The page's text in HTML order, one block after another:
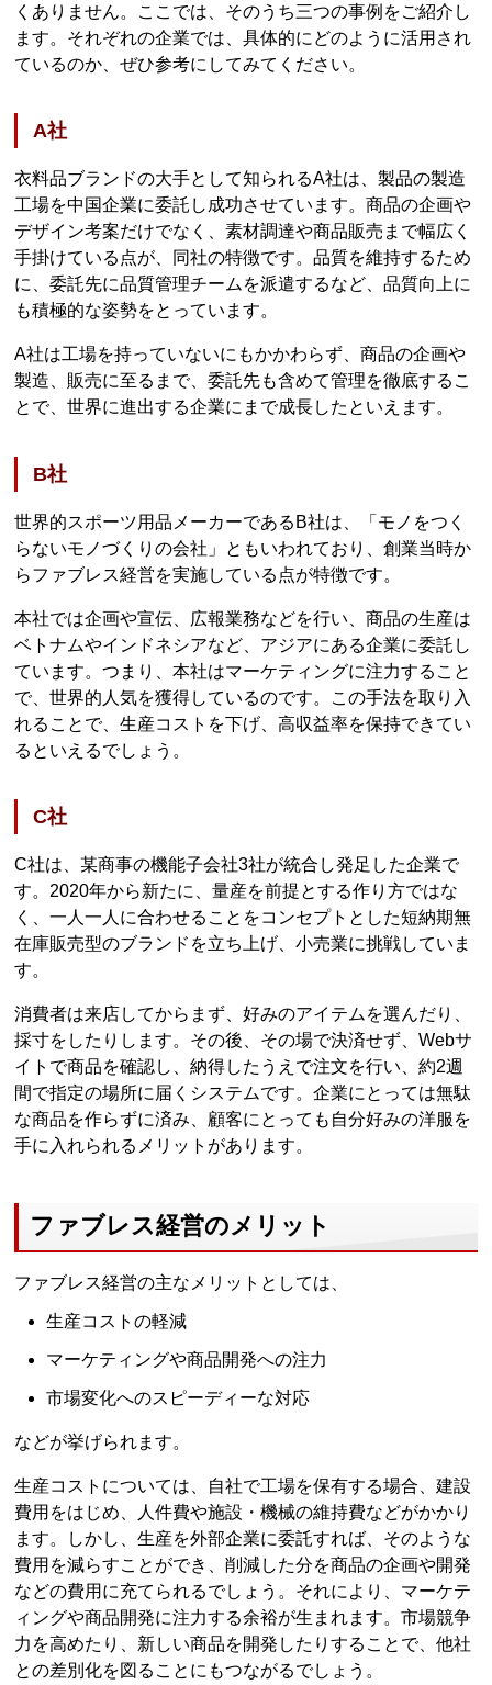
くありません。ここでは、そのうち三つの事例をご紹介し
ます。それぞれの企業では、具体的にどのように活用され
ているのか、ぜひ参考にしてみてください。
A社
衣料品ブランドの大手として知られるA社は、製品の製造
工場を中国企業に委託し成功させています。商品の企画や
デザイン考案だけでなく、素材調達や商品販売まで幅広く
手掛けている点が、同社の特徴です。品質を維持するため
に、委託先に品質管理チームを派遣するなど、品質向上に
も積極的な姿勢をとっています。
A社は工場を持っていないにもかかわらず、商品の企画や
製造、販売に至るまで、委託先も含めて管理を徹底するこ
とで、世界に進出する企業にまで成長したといえます。
B社
世界的スポーツ用品メーカーであるB社は、「モノをつく
らないモノづくりの会社」ともいわれており、創業当時か
らファブレス経営を実施している点が特徴です。
本社では企画や宣伝、広報業務などを行い、商品の生産は
ベトナムやインドネシアなど、アジアにある企業に委託し
ています。つまり、本社はマーケティングに注力すること
で、世界的人気を獲得しているのです。この手法を取り入
れることで、生産コストを下げ、高収益率を保持できてい
るといえるでしょう。
C社
C社は、某商事の機能子会社3社が統合し発足した企業で
す。2020年から新たに、量産を前提とする作り方ではな
く、一人一人に合わせることをコンセプトとした短納期無
在庫販売型のブランドを立ち上げ、小売業に挑戦していま
す。
消費者は来店してからまず、好みのアイテムを選んだり、
採寸をしたりします。その後、その場で決済せず、Webサ
イトで商品を確認し、納得したうえで注文を行い、約2週
間で指定の場所に届くシステムです。企業にとっては無駄
な商品を作らずに済み、顧客にとっても自分好みの洋服を
手に入れられるメリットがあります。
ファブレス経営のメリット
ファブレス経営の主なメリットとしては、
生産コストの軽減
マーケティングや商品開発への注力
市場変化へのスピーディーな対応
などが挙げられます。
生産コストについては、自社で工場を保有する場合、建設
費用をはじめ、人件費や施設・機械の維持費などがかかり
ます。しかし、生産を外部企業に委託すれば、そのような
費用を減らすことができ、削減した分を商品の企画や開発
などの費用に充てられるでしょう。それにより、マーケテ
ィングや商品開発に注力する余裕が生まれます。市場競争
力を高めたり、新しい商品を開発したりすることで、他社
との差別化を図ることにもつながるでしょう。